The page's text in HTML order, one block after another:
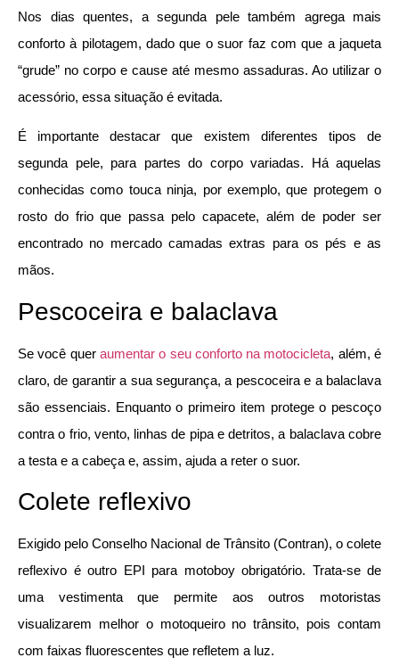
Nos dias quentes, a segunda pele também agrega mais
conforto à pilotagem, dado que o suor faz com que a jaqueta
“grude” no corpo e cause até mesmo assaduras. Ao utilizar o
acessório, essa situação é evitada.
É importante destacar que existem diferentes tipos de
segunda pele, para partes do corpo variadas. Há aquelas
conhecidas como touca ninja, por exemplo, que protegem o
rosto do frio que passa pelo capacete, além de poder ser
encontrado no mercado camadas extras para os pés e as
mãos.
Pescoceira e balaclava
Se você quer aumentar o seu conforto na motocicleta, além, é
claro, de garantir a sua segurança, a pescoceira e a balaclava
são essenciais. Enquanto o primeiro item protege o pescoço
contra o frio, vento, linhas de pipa e detritos, a balaclava cobre
a testa e a cabeça e, assim, ajuda a reter o suor.
Colete reflexivo
Exigido pelo Conselho Nacional de Trânsito (Contran), o colete
reflexivo é outro EPI para motoboy obrigatório. Trata-se de
uma vestimenta que permite aos outros motoristas
visualizarem melhor o motoqueiro no trânsito, pois contam
com faixas fluorescentes que refletem a luz.